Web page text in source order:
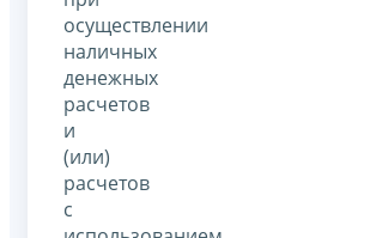
осуществлении
наличных
денежных
расчетов
и
(или)
расчетов
с